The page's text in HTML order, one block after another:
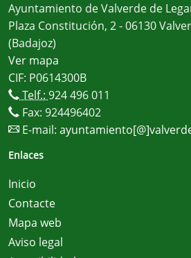
Ayuntamiento de Valverde de
Plaza Constitución, 2 - 06130
(Badajoz)
Ver mapa
CIF: P0614300B
Telf.: 924 496 011
Fax: 924496402
E-mail:
Enlaces
Inicio
Contacte
Mapa web
Aviso legal